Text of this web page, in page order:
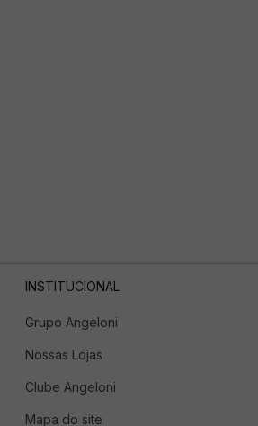
INSTITUCIONAL
Grupo Angeloni
Nossas Lojas
Clube Angeloni
Mapa do site